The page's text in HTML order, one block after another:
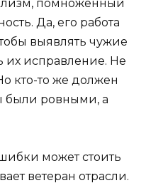
помноженный
Да, его работа
выявлять чужие
их исправление. Не
кто-то же должен
были ровными, а
может стоить
ветеран отрасли.